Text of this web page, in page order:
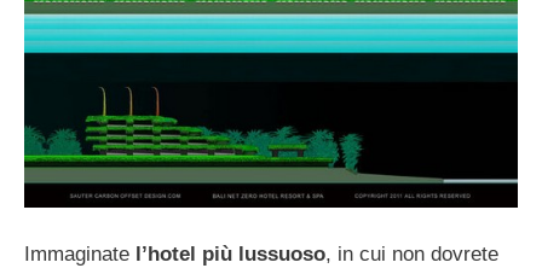
Immaginate l’hotel più lussuoso, in cui non dovrete